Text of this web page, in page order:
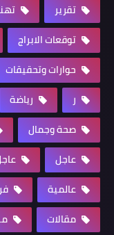
تقرير
توقعات الابراج
حوارات وتحقيقات
ر
رياضة
صحة وجمال
عاجل
عالمية
مقالات